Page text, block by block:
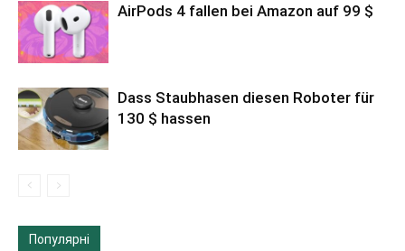
AirPods 4 fallen bei Amazon auf 99 $
Dass Staubhasen diesen Roboter für
130 $ hassen
Популярні